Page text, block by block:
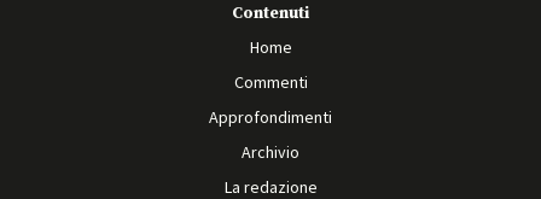
Contenuti
Home
Commenti
Approfondimenti
Archivio
La redazione